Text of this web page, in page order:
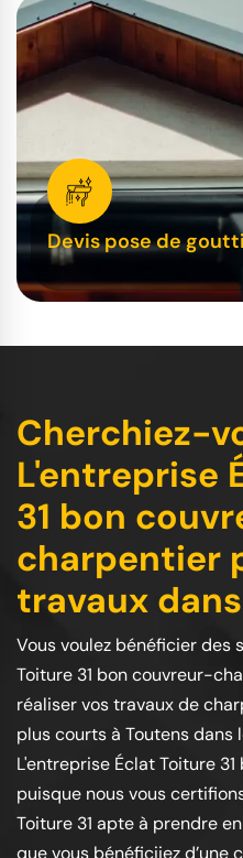
Devis pose de
Cherchiez-
L'entreprise
31 bon
charpentier
travaux
Vous voulez bénéficier des
Toiture 31 bon couvreur-
réaliser vos travaux de
plus courts à Toutens dans
L'entreprise Éclat Toiture
puisque nous vous
Toiture 31 apte à prendre
que vous bénéficiiez d’une